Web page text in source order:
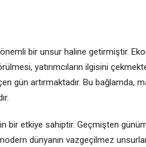
bir unsur haline getirmiştir.
yatırımcıların ilgisini
gün artırmaktadır. Bu bağlamda,
bir etkiye sahiptir. Geçmişten
dünyanın vazgeçilmez